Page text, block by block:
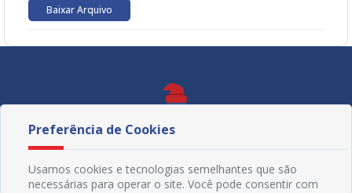
Baixar Arquivo
Preferência de Cookies
Usamos cookies e tecnologias semelhantes que são
necessárias para operar o site. Você pode consentir com